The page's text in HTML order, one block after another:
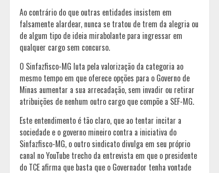
Ao contrário do que outras entidades insistem em
falsamente alardear, nunca se tratou de trem da alegria ou
de algum tipo de ideia mirabolante para ingressar em
qualquer cargo sem concurso.
O Sinfazfisco-MG luta pela valorização da categoria ao
mesmo tempo em que oferece opções para o Governo de
Minas aumentar a sua arrecadação, sem invadir ou retirar
atribuições de nenhum outro cargo que compõe a SEF-MG.
Este entendimento é tão claro, que ao tentar incitar a
sociedade e o governo mineiro contra a iniciativa do
Sinfazfisco-MG, o outro sindicato divulga em seu próprio
canal no YouTube trecho da entrevista em que o presidente
do TCE afirma que basta que o Governador tenha vontade